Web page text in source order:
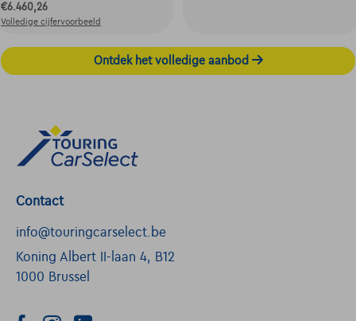
€6.460,26
Volledige cijfervoorbeeld
Ontdek het volledige aanbod
Contact
info@touringcarselect.be
Koning Albert II-laan 4, B12
1000 Brussel